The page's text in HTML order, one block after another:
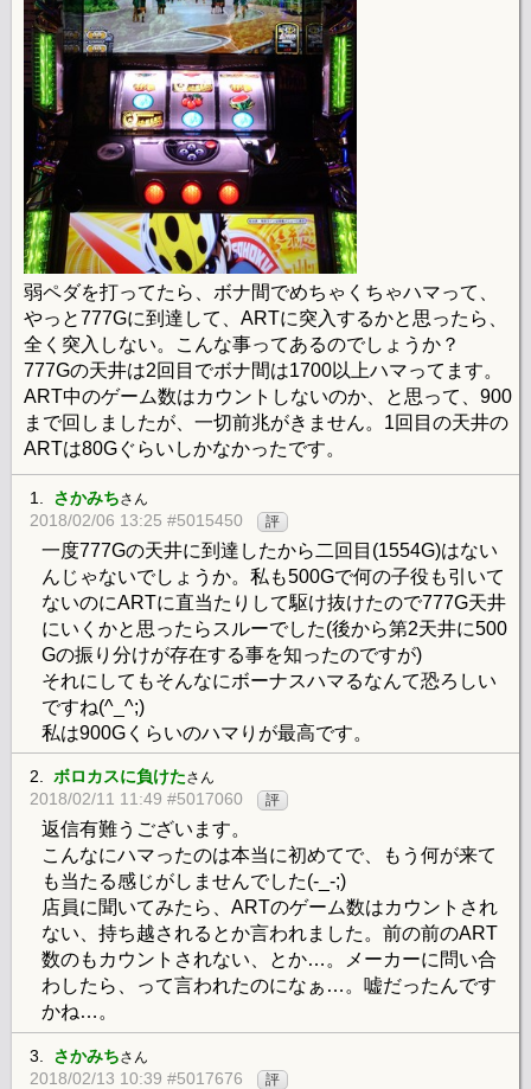
弱ペダを打ってたら、ボナ間でめちゃくちゃハマって、
やっと777Gに到達して、ARTに突入するかと思ったら、
全く突入しない。こんな事ってあるのでしょうか？
777Gの天井は2回目でボナ間は1700以上ハマってます。
ART中のゲーム数はカウントしないのか、と思って、900
まで回しましたが、一切前兆がきません。1回目の天井の
ARTは80Gぐらいしかなかったです。
1. さかみちさん
2018/02/06 13:25 #5015450 評
一度777Gの天井に到達したから二回目(1554G)はない
んじゃないでしょうか。私も500Gで何の子役も引いて
ないのにARTに直当たりして駆け抜けたので777G天井
にいくかと思ったらスルーでした(後から第2天井に500
Gの振り分けが存在する事を知ったのですが)
それにしてもそんなにボーナスハマるなんて恐ろしい
ですね(^_^;)
私は900Gくらいのハマりが最高です。
2. ボロカスに負けたさん
2018/02/11 11:49 #5017060 評
返信有難うございます。
こんなにハマったのは本当に初めてで、もう何が来て
も当たる感じがしませんでした(-_-;)
店員に聞いてみたら、ARTのゲーム数はカウントされ
ない、持ち越されるとか言われました。前の前のART
数のもカウントされない、とか…。メーカーに問い合
わしたら、って言われたのになぁ…。嘘だったんです
かね…。
3. さかみちさん
2018/02/13 10:39 #5017676 評